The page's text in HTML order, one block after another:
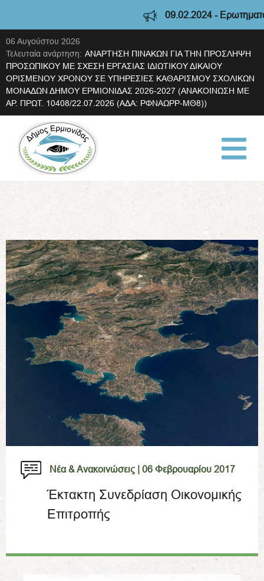
09.02.2024 -
06 Αυγούστου 2026
Τελευταία ανάρτηση: ΑΝΑΡΤΗΣΗ ΠΙΝΑΚΩΝ ΓΙΑ ΤΗΝ ΠΡΟΣΛΗΨΗ
ΠΡΟΣΩΠΙΚΟΥ ΜΕ ΣΧΕΣΗ ΕΡΓΑΣΙΑΣ ΙΔΙΩΤΙΚΟΥ ΔΙΚΑΙΟΥ
ΟΡΙΣΜΕΝΟΥ ΧΡΟΝΟΥ ΣΕ ΥΠΗΡΕΣΙΕΣ ΚΑΘΑΡΙΣΜΟΥ ΣΧΟΛΙΚΩΝ
ΜΟΝΑΔΩΝ ΔΗΜΟΥ ΕΡΜΙΟΝΙΔΑΣ 2026-2027 (ΑΝΑΚΟΙΝΩΣΗ ΜΕ
ΑΡ. ΠΡΩΤ. 10408/22.07.2026 (ΑΔΑ: ΡΦΝΑΩΡΡ-ΜΘ8))
Νέα & Ανακοινώσεις | 06 Φεβρουαρίου 2017
Έκτακτη Συνεδρίαση Οικονομικής
Επιτροπής